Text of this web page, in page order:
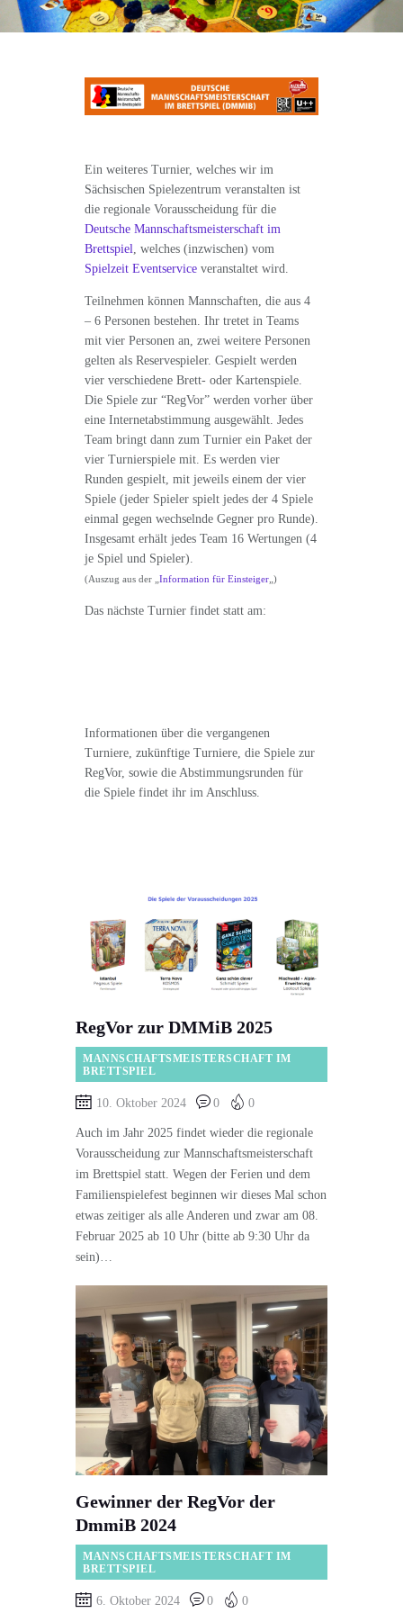
Ein weiteres Turnier, welches wir im
Sächsischen Spielezentrum veranstalten ist
die regionale Vorausscheidung für die
Deutsche Mannschaftsmeisterschaft im
Brettspiel
, welches (inzwischen) vom
Spielzeit Eventservice veranstaltet wird.
Teilnehmen können Mannschaften, die aus 4
– 6 Personen bestehen. Ihr tretet in Teams
mit vier Personen an, zwei weitere Personen
gelten als Reservespieler. Gespielt werden
vier verschiedene Brett- oder Kartenspiele.
Die Spiele zur “RegVor” werden vorher über
eine Internetabstimmung ausgewählt. Jedes
Team bringt dann zum Turnier ein Paket der
vier Turnierspiele mit. Es werden vier
Runden gespielt, mit jeweils einem der vier
Spiele (jeder Spieler spielt jedes der 4 Spiele
einmal gegen wechselnde Gegner pro Runde).
Insgesamt erhält jedes Team 16 Wertungen (4
je Spiel und Spieler).
(Auszug aus der „ Information für Einsteiger „)
Das nächste Turnier findet statt am:
Informationen über die vergangenen
Turniere, zukünftige Turniere, die Spiele zur
RegVor, sowie die Abstimmungsrunden für
die Spiele findet ihr im Anschluss.
RegVor zur DMMiB 2025
MANNSCHAFTSMEISTERSCHAFT IM
BRETTSPIEL
10. Oktober 2024 0 0
Auch im Jahr 2025 findet wieder die regionale
Vorausscheidung zur Mannschaftsmeisterschaft
im Brettspiel statt. Wegen der Ferien und dem
Familienspielefest beginnen wir dieses Mal schon
etwas zeitiger als alle Anderen und zwar am 08.
Februar 2025 ab 10 Uhr (bitte ab 9:30 Uhr da
sein)…
Gewinner der RegVor der
DmmiB 2024
MANNSCHAFTSMEISTERSCHAFT IM
BRETTSPIEL
6. Oktober 2024 0 0